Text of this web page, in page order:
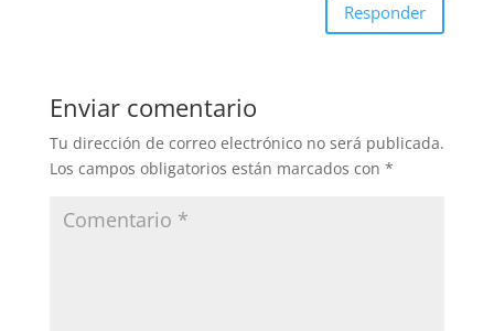
Responder
Enviar comentario
Tu dirección de correo electrónico no será publicada.
Los campos obligatorios están marcados con *